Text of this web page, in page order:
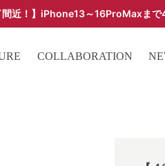
間近！】iPhone13～16ProMaxまで
COLLABORATION